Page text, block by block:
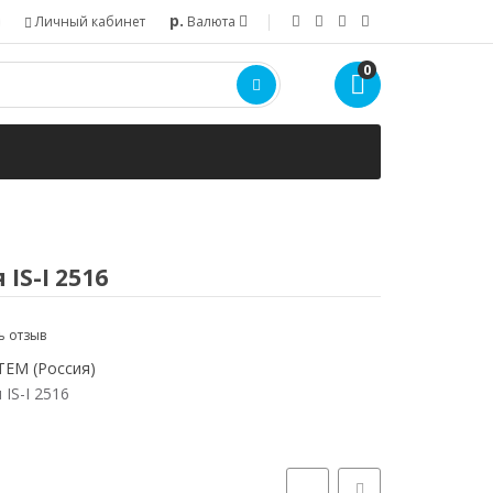
р. Валюта
Личный кабинет
0
I 2516
отзыв
(Россия)
I 2516